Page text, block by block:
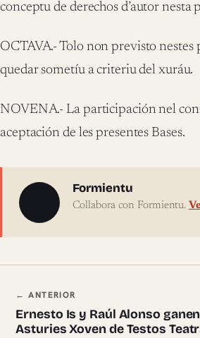
conceptu de derechos d’autor nesta
OCTAVA.- Tolo non previsto nestes
quedar sometíu a criteriu del xuráu.
NOVENA.- La participación nel
aceptación de les presentes Bases.
Sobre l'autor
Formientu
Collabora con Formientu.
Navegación ente
← ANTERIOR
Ernesto Is y Raúl Alonso
Asturies Xoven de Testos